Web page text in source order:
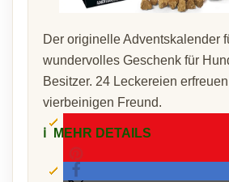
Der originelle Adventskalender
wundervolles Geschenk für
Besitzer. 24 Leckereien
vierbeinigen Freund.
ℹ️ MEHR DETAILS